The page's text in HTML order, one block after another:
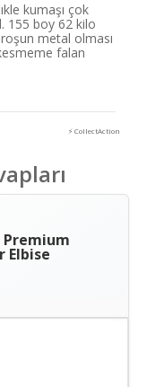
kumaşı çok
155 boy 62 kilo
metal olması
falan
⚡ CollectAction
Premium
Elbise